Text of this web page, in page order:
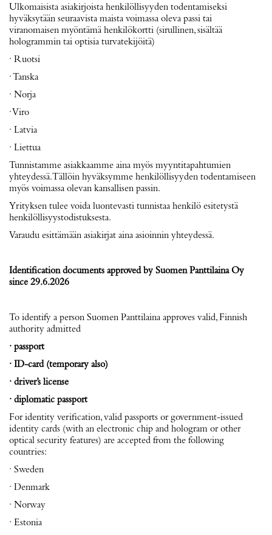
Ulkomaisista asiakirjoista henkilöllisyyden todentamiseksi
hyväksytään seuraavista maista voimassa oleva passi tai
viranomaisen myöntämä henkilökortti (sirullinen, sisältää
hologrammin tai optisia turvatekijöitä)
· Ruotsi
· Tanska
· Norja
· Viro
· Latvia
· Liettua
Tunnistamme asiakkaamme aina myös myyntitapahtumien
yhteydessä. Tällöin hyväksymme henkilöllisyyden todentamiseen
myös voimassa olevan kansallisen passin.
Yrityksen tulee voida luontevasti tunnistaa henkilö esitetystä
henkilöllisyystodistuksesta.
Varaudu esittämään asiakirjat aina asioinnin yhteydessä.
Identification documents approved by Suomen Panttilaina Oy
since 29.6.2026
To identify a person Suomen Panttilaina approves valid, Finnish
authority admitted
· passport
· ID-card (temporary also)
· driver’s license
· diplomatic passport
For identity verification, valid passports or government-issued
identity cards (with an electronic chip and hologram or other
optical security features) are accepted from the following
countries:
· Sweden
· Denmark
· Norway
· Estonia